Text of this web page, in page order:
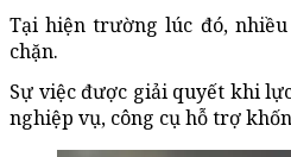
Tại hiện trường lúc đó,
chặn.
Sự việc được giải quyết khi
nghiệp vụ, công cụ hỗ trợ